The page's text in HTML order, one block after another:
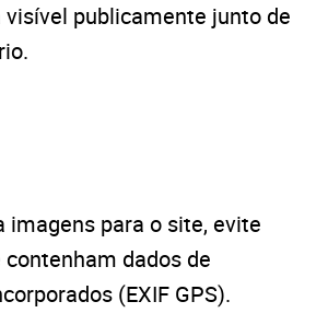
publicamente junto de
imagens para o site, evite
dados de
(EXIF GPS).